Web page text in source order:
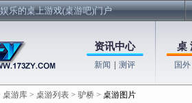
乐的桌上游戏(桌游吧)门户
资讯中心
新闻 测评
桌
国外
桌游库 > 桌游列表 > 驴桥 > 桌游图片